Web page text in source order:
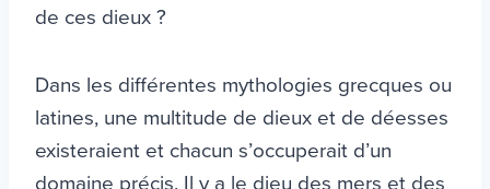
de ces dieux ?
Dans les différentes mythologies grecques ou
latines, une multitude de dieux et de déesses
existeraient et chacun s’occuperait d’un
domaine précis. Il y a le dieu des mers et des